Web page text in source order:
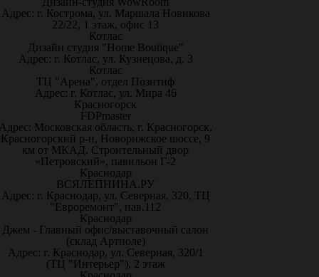
Адрес: г. Кострома, ул. Маршала Новикова
22/22, 1 этаж, офис 13
Котлас
Дизайн студия "Home Boutique"
Адрес: г. Котлас, ул. Кузнецова, д. 3
Котлас
ТЦ "Арена", отдел Позитиф
Адрес: г. Котлас, ул. Мира 46
Красногорск
FDPmaster
Московская область, г. Красногорск,
Красногорский р-н, Новорижское шоссе, 9
км от МКАД. Строительный двор
«Петровский», павильон Г-2
Краснодар
ВСЯЛЕПНИНА.РУ
Адрес: г. Краснодар, ул. Северная, 320, ТЦ
"Евроремонт", пав.112
Краснодар
Джем - Главный офис/выставочный салон
(склад Артполе)
Адрес: г. Краснодар, ул. Северная, 320/1
(ТЦ "Интерьер"), 2 этаж